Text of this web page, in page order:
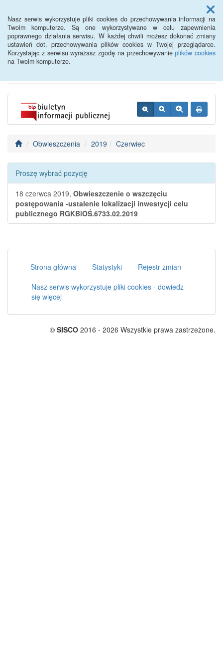
Nasz serwis wykorzystuje pliki cookies do przechowywania informacji na
Twoim komputerze. Są one wykorzystywane w celu zapewnienia
poprawnego działania serwisu. W każdej chwili możesz dokonać zmiany
ustawień dot. przechowywania plików cookies w Twojej przeglądarce.
Korzystając z serwisu wyrażasz zgodę na przechowywanieplików cookies
na Twoim komputerze.
Menu
BIP - Urząd Miejski
Wyśmierzyce
Obwieszczenia 2019 Czerwiec
Proszę wybrać pozycję
18 czerwca 2019, Obwieszczenie o wszczęciu
postępowania -ustalenie lokalizacji inwestycji celu
publicznego RGKBiOŚ.6733.02.2019
Strona główna Statystyki
Rejestr zmian
Nasz serwis wykorzystuje pliki cookies - dowiedz
się więcej
© SISCO 2016 - 2026 Wszystkie prawa zastrzeżone.